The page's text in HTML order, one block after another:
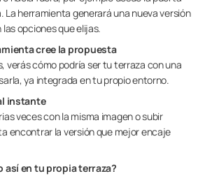
La herramienta generará una nueva versión
opciones que elijas.
cree la propuesta
verás cómo podría ser tu terraza con una
ya integrada en tu propio entorno.
instante
veces con la misma imagen o subir
encontrar la versión que mejor encaje
así en tu propia terraza?